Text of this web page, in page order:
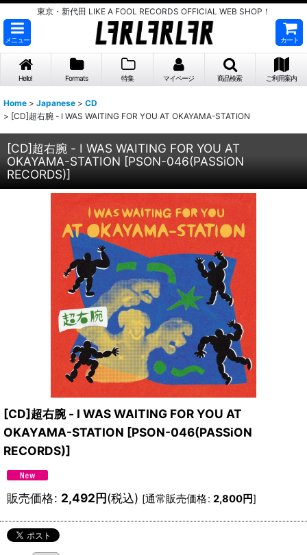
東京・新代田 LIKE A FOOL RECORDS OFFICIAL WEB SHOP！
メニュー カート
Hello! Formats 特集 マイページ 商品検索 ご利用案内
Home > Japanese > CD
> [CD]超右腕 - I WAS WAITING FOR YOU AT OKAYAMA-STATION
[CD]超右腕 - I WAS WAITING FOR YOU AT
OKAYAMA-STATION [PSON-046(PASSiON
RECORDS)]
[CD]超右腕 - I WAS WAITING FOR YOU AT
OKAYAMA-STATION [PSON-046(PASSiON
RECORDS)]
販売価格: 2,492円(税込) [通常販売価格: 2,800円]